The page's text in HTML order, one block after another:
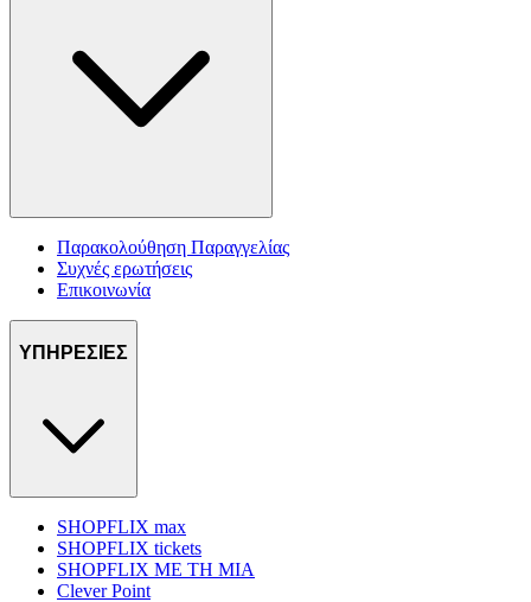
Παρακολούθηση Παραγγελίας
Συχνές ερωτήσεις
Επικοινωνία
ΥΠΗΡΕΣΙΕΣ
SHOPFLIX max
SHOPFLIX tickets
SHOPFLIX ΜΕ ΤΗ ΜΙΑ
Clever Point